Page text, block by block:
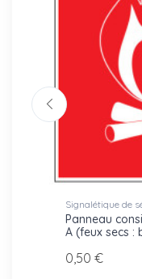
Signalétique de
Panneau
A (feux secs :
0,50 €